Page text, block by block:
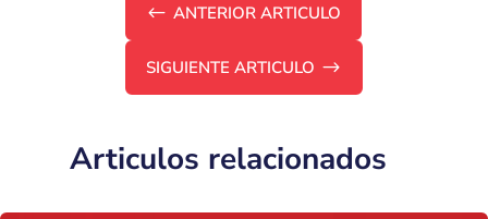
# ANTERIOR ARTICULO
SIGUIENTE ARTICULO $
Articulos relacionados